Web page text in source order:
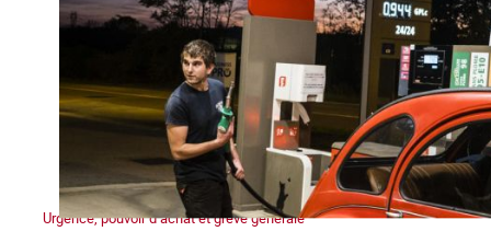
Urgence, pouvoir d’achat et grève générale